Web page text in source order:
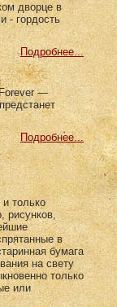
дворце в
- гордость
Подробнее...
Forever —
Подробнее...
только
рисунков,
в
бумага
на свету
только
или